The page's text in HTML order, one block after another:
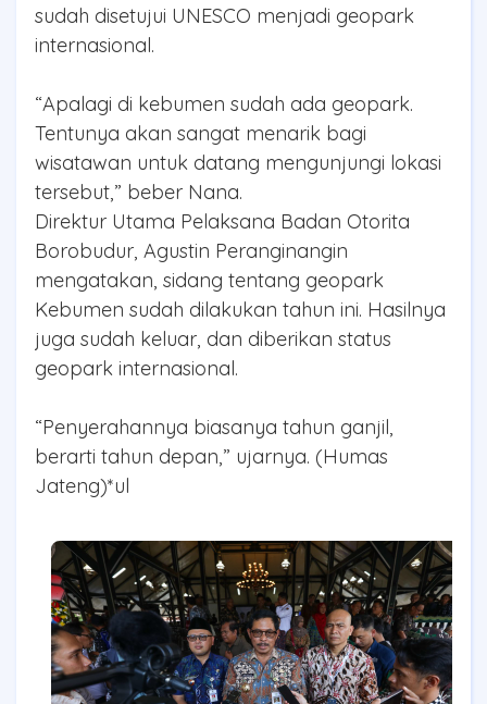
sudah disetujui UNESCO menjadi geopark
internasional.
“Apalagi di kebumen sudah ada geopark.
Tentunya akan sangat menarik bagi
wisatawan untuk datang mengunjungi lokasi
tersebut,” beber Nana.
Direktur Utama Pelaksana Badan Otorita
Borobudur, Agustin Peranginangin
mengatakan, sidang tentang geopark
Kebumen sudah dilakukan tahun ini. Hasilnya
juga sudah keluar, dan diberikan status
geopark internasional.
“Penyerahannya biasanya tahun ganjil,
berarti tahun depan,” ujarnya. (Humas
Jateng)*ul